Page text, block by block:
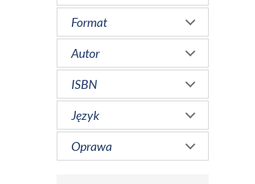
Format
Autor
ISBN
Język
Oprawa